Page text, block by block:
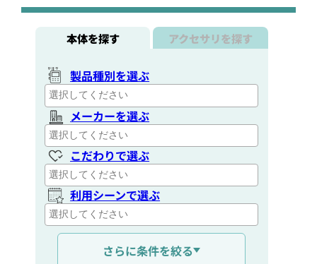
本体を探す アクセサリを探す
製品種別を選ぶ
メーカーを選ぶ
こだわりで選ぶ
利用シーンで選ぶ
通信距離を選ぶ
さらに条件を絞る